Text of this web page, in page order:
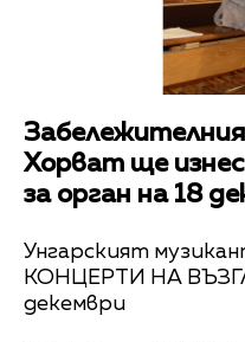
Хорват ще
за орган на 18
Унгарският
КОНЦЕРТИ НА
декември